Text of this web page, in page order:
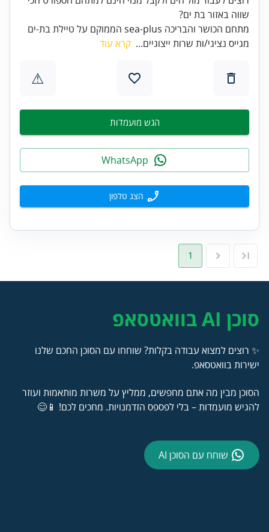
שווה באזור בת ים?
מתחם הכושר והבריכה sea-plus הממוקם על טיילת בת-ים
מגייס נציגי/ות שרות ייצוגיים... קרא עוד
⚠
הגש מועמדות
הצג טלפון
1
סוכן AI בוואטסאפ
✨ רוצים למצוא עבודה בקלות? שוחחו עם הסוכן החכם שלנו
ישירות בוואטסאפ.
הסוכן מבין מה אתם מחפשים, ממליץ על משרות מותאמות ועוזר
להגיש מועמדות – בלי לפספס הזדמנויות. מחכים לכם! 📱😊
שוחח עם הסוכן AI